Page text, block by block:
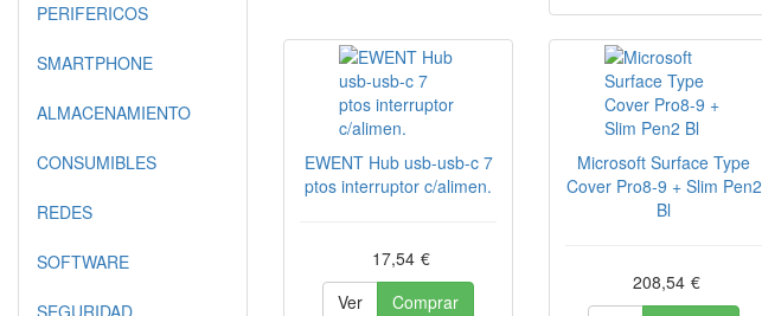
EWENT Hub usb-usb-c 7
ptos interruptor c/alimen.
17,54 €
Ver
Comprar
Microsoft Surface Type
Cover Pro8-9 + Slim Pen2
Bl
208,54 €
PERIFERICOS
SMARTPHONE
ALMACENAMIENTO
CONSUMIBLES
REDES
SOFTWARE
SEGURIDAD